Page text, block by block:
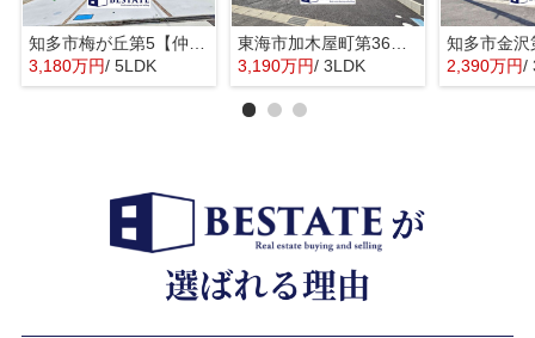
3,180万円/ 5LDK
3,190万円/ 3LDK 2,390万円/